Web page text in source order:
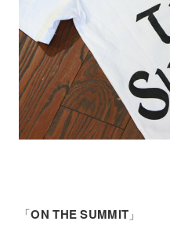
「ON THE SUMMIT 」